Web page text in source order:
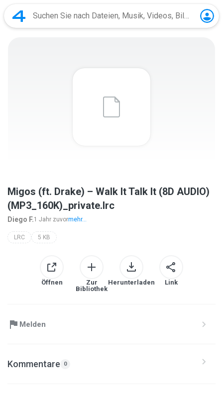
Migos (ft. Drake) – Walk It Talk It (8D AUDIO)
(MP3_160K)_private.lrc
Diego F.1 Jahr zuvormehr...
LRC 5 KB
Öffnen
Zur
Bibliothek
Herunterladen Link
Melden
Kommentare 0